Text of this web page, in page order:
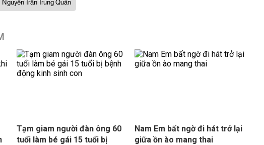
Nguyễn Trần Trung Quân
Tạm giam người đàn ông 60
tuổi làm bé gái 15 tuổi bị
Nam Em bất ngờ đi hát trở lại
giữa ồn ào mang thai